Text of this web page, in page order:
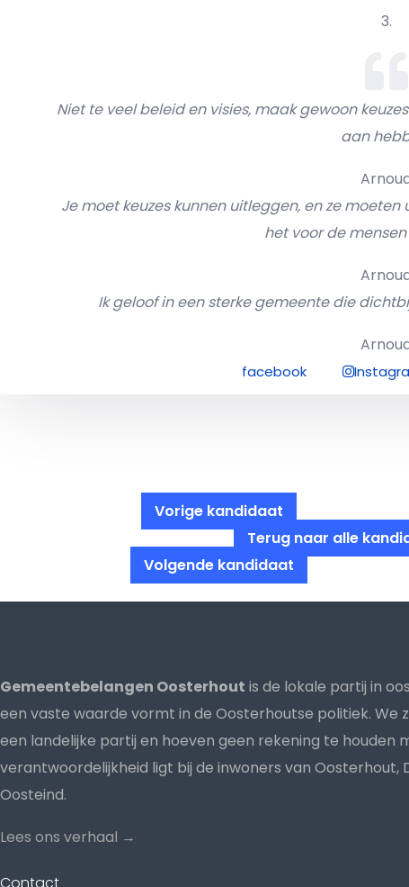
Niet te veel beleid en visies, maak gewoon
aan
Je moet keuzes kunnen uitleggen, en ze
het voor de
Ik geloof in een sterke gemeente die
facebook
Vorige kandidaat
Terug naar alle
Volgende kandidaat
Gemeentebelangen Oosterhout is de lokale partij in
een vaste waarde vormt in de Oosterhoutse politiek. We
een landelijke partij en hoeven geen rekening te houden
verantwoordelijkheid ligt bij de inwoners van Oosterhout,
Oosteind.
Lees ons verhaal →